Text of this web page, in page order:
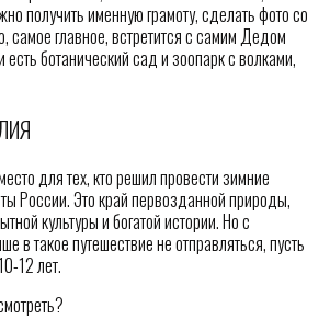
получить именную грамоту, сделать фото со
самое главное, встретится с самим Дедом
ботанический сад и зоопарк с волками,
для тех, кто решил провести зимние
России. Это край первозданной природы,
культуры и богатой истории. Но с
в такое путешествие не отправляться, пусть
12 лет.